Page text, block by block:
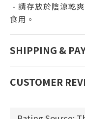
- 請存放於陰涼乾
食用。
SHIPPING &
CUSTOMER